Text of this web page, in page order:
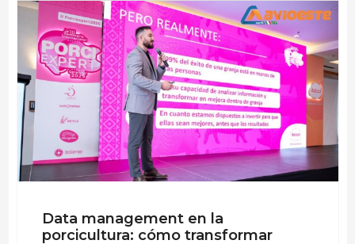
Data management en la
porcicultura: cómo transformar